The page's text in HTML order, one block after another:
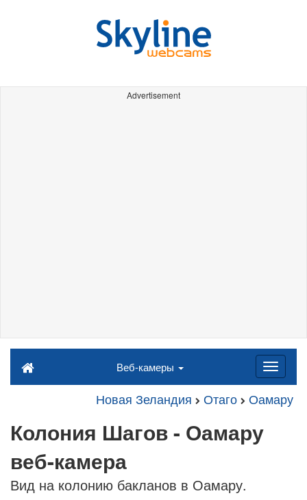
Advertisement
Веб-камеры
Новая Зеландия Отаго Оамару
Колония Шагов - Оамару
веб-камера
Вид на колонию бакланов в Оамару.